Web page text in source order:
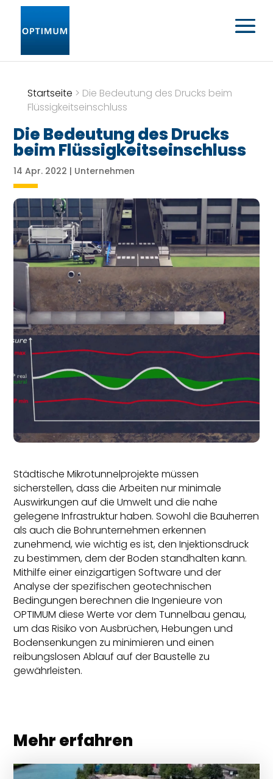
Startseite > Die Bedeutung des Drucks beim
Flüssigkeitseinschluss
Die Bedeutung des Drucks
beim Flüssigkeitseinschluss
14 Apr. 2022 | Unternehmen
Städtische Mikrotunnelprojekte müssen
sicherstellen, dass die Arbeiten nur minimale
Auswirkungen auf die Umwelt und die nahe
gelegene Infrastruktur haben. Sowohl die Bauherren
als auch die Bohrunternehmen erkennen
zunehmend, wie wichtig es ist, den Injektionsdruck
zu bestimmen, dem der Boden standhalten kann.
Mithilfe einer einzigartigen Software und der
Analyse der spezifischen geotechnischen
Bedingungen berechnen die Ingenieure von
OPTIMUM diese Werte vor dem Tunnelbau genau,
um das Risiko von Ausbrüchen, Hebungen und
Bodensenkungen zu minimieren und einen
reibungslosen Ablauf auf der Baustelle zu
gewährleisten.
Mehr erfahren